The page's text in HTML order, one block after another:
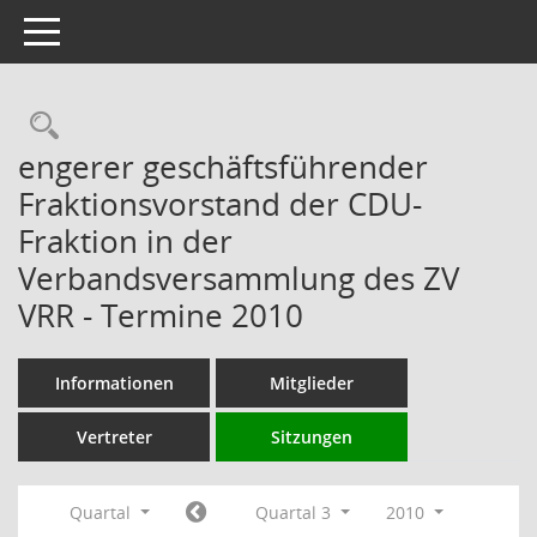
Toggle navigation
Rechercheauswahl
engerer geschäftsführender
Fraktionsvorstand der CDU-
Fraktion in der
Verbandsversammlung des ZV
VRR - Termine 2010
Informationen Mitglieder
Vertreter Sitzungen
Quartal Quartal 3
2010